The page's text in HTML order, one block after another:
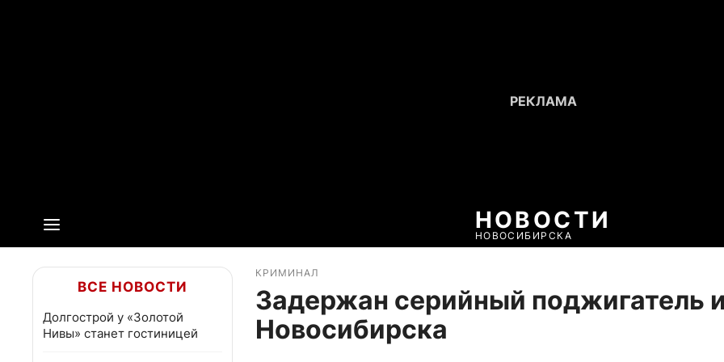
НОВОСТИ
НОВОСИБИРСКА
ВСЕ НОВОСТИ
Долгострой у «Золотой
Нивы» станет гостиницей
КРИМИНАЛ
Задержан серийный поджигатель
Новосибирска